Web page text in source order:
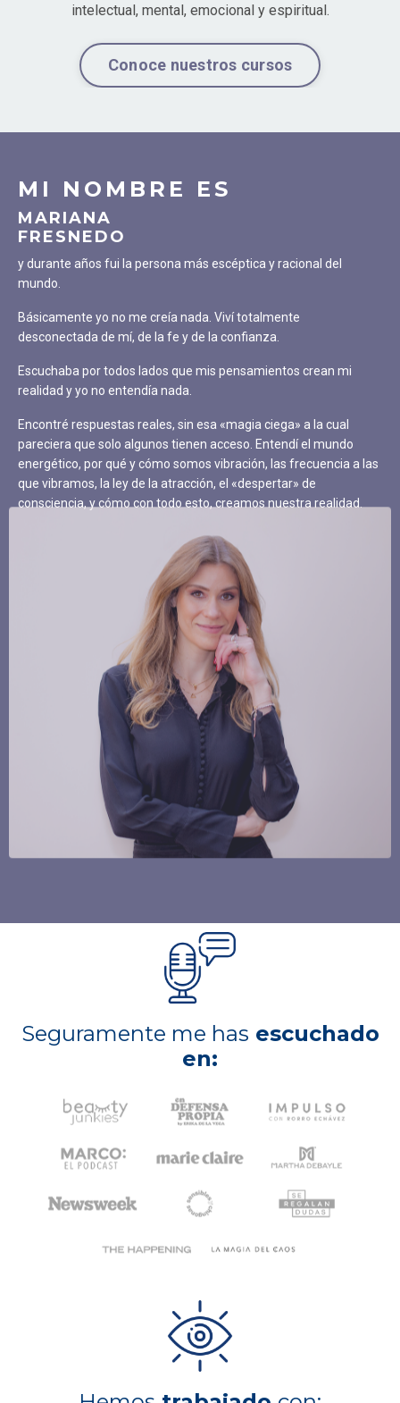
intelectual, mental, emocional y espiritual.
Conoce nuestros cursos
MI NOMBRE ES
MARIANA
FRESNEDO
y durante años fui la persona más escéptica y racional del
mundo.
Básicamente yo no me creía nada. Viví totalmente
desconectada de mí, de la fe y de la confianza.
Escuchaba por todos lados que mis pensamientos crean mi
realidad y yo no entendía nada.
Encontré respuestas reales, sin esa «magia ciega» a la cual
pareciera que solo algunos tienen acceso. Entendí el mundo
energético, por qué y cómo somos vibración, las frecuencia a las
que vibramos, la ley de la atracción, el «despertar» de
consciencia, y cómo con todo esto, creamos nuestra realidad.
Seguramente me has escuchado
en: